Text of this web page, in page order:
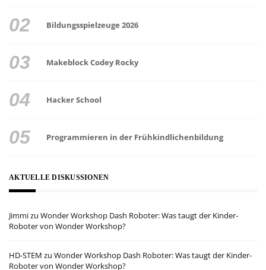
Bildungsspielzeuge 2026
Makeblock Codey Rocky
Hacker School
Programmieren in der Frühkindlichenbildung
AKTUELLE DISKUSSIONEN
Jimmizu Wonder Workshop Dash Roboter: Was taugt der Kinder-
Roboter von Wonder Workshop?
HD-STEM zu Wonder Workshop Dash Roboter: Was taugt der Kinder-
Roboter von Wonder Workshop?